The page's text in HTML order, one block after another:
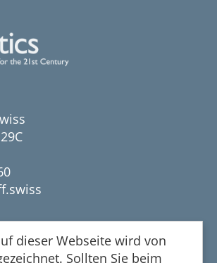
dieser Webseite wird von
Sollten Sie beim